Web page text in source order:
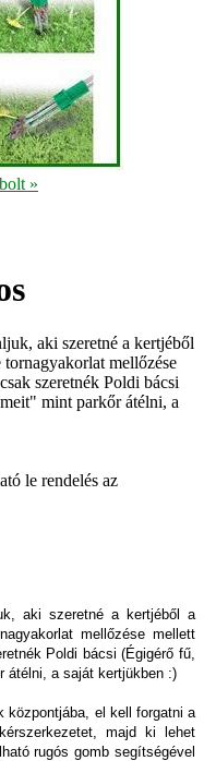
»
aki szeretné a kertjéből
mellőzése
szeretnék Poldi bácsi
mint parkőr átélni, a
le rendelés az
aki szeretné a kertjéből a
mellőzése mellett
Poldi bácsi (Égigérő fű,
átélni, a saját kertjükben :)
központjába, el kell forgatni a
majd ki lehet
rugós gomb segítségével